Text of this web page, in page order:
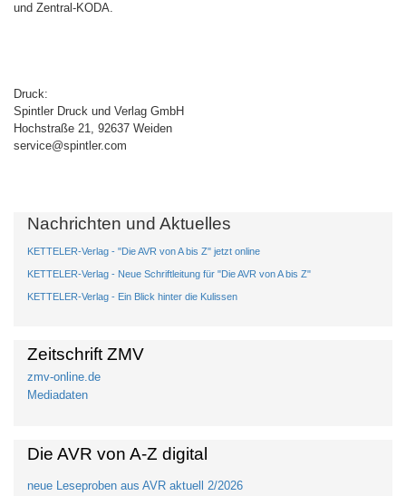
und Zentral-KODA.
Druck:
Spintler Druck und Verlag GmbH
Hochstraße 21, 92637 Weiden
service@spintler.com
Nachrichten und Aktuelles
KETTELER-Verlag - "Die AVR von A bis Z" jetzt online
KETTELER-Verlag - Neue Schriftleitung für "Die AVR von A bis Z"
KETTELER-Verlag - Ein Blick hinter die Kulissen
Zeitschrift ZMV
zmv-online.de
Mediadaten
Die AVR von A-Z digital
neue Leseproben aus AVR aktuell 2/2026